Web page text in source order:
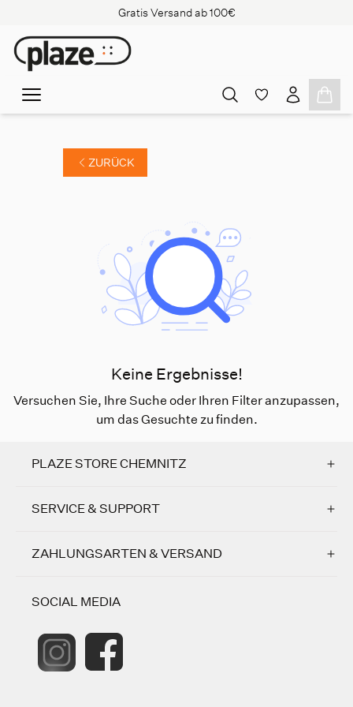
Gratis Versand ab 100€
ZURÜCK
Keine Ergebnisse!
Versuchen Sie, Ihre Suche oder Ihren Filter anzupassen,
um das Gesuchte zu finden.
PLAZE STORE CHEMNITZ
SERVICE & SUPPORT
ZAHLUNGSARTEN & VERSAND
SOCIAL MEDIA